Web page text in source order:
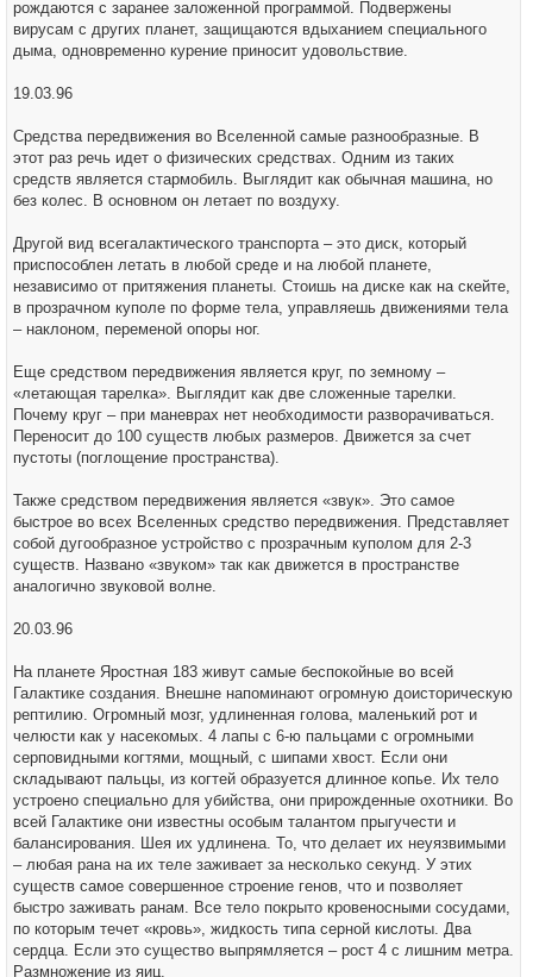
рождаются с заранее заложенной программой. Подвержены
вирусам с других планет, защищаются вдыханием специального
дыма, одновременно курение приносит удовольствие.
19.03.96
Средства передвижения во Вселенной самые разнообразные. В
этот раз речь идет о физических средствах. Одним из таких
средств является стармобиль. Выглядит как обычная машина, но
без колес. В основном он летает по воздуху.
Другой вид всегалактического транспорта – это диск, который
приспособлен летать в любой среде и на любой планете,
независимо от притяжения планеты. Стоишь на диске как на скейте,
в прозрачном куполе по форме тела, управляешь движениями тела
– наклоном, переменой опоры ног.
Еще средством передвижения является круг, по земному –
«летающая тарелка». Выглядит как две сложенные тарелки.
Почему круг – при маневрах нет необходимости разворачиваться.
Переносит до 100 существ любых размеров. Движется за счет
пустоты (поглощение пространства).
Также средством передвижения является «звук». Это самое
быстрое во всех Вселенных средство передвижения. Представляет
собой дугообразное устройство с прозрачным куполом для 2-3
существ. Названо «звуком» так как движется в пространстве
аналогично звуковой волне.
20.03.96
На планете Яростная 183 живут самые беспокойные во всей
Галактике создания. Внешне напоминают огромную доисторическую
рептилию. Огромный мозг, удлиненная голова, маленький рот и
челюсти как у насекомых. 4 лапы с 6-ю пальцами с огромными
серповидными когтями, мощный, с шипами хвост. Если они
складывают пальцы, из когтей образуется длинное копье. Их тело
устроено специально для убийства, они прирожденные охотники. Во
всей Галактике они известны особым талантом прыгучести и
балансирования. Шея их удлинена. То, что делает их неуязвимыми
– любая рана на их теле заживает за несколько секунд. У этих
существ самое совершенное строение генов, что и позволяет
быстро заживать ранам. Все тело покрыто кровеносными сосудами,
по которым течет «кровь», жидкость типа серной кислоты. Два
сердца. Если это существо выпрямляется – рост 4 с лишним метра.
Размножение из яиц.